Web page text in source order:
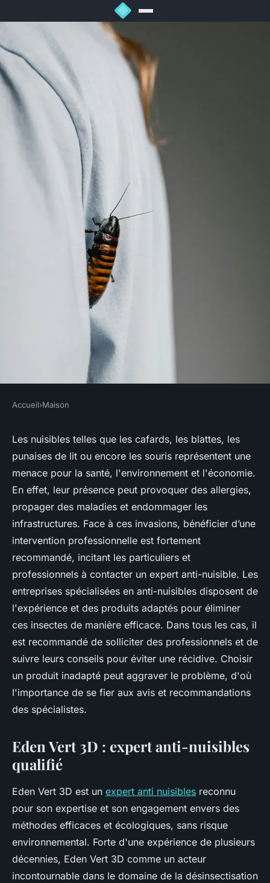
Expert anti-nuisibles : profitez
de l'expertise d'Eden Vert 3D
Guillaume •26 mars 2025 •5 min de lecture
Accueil›Maison
Les nuisibles telles que les cafards, les blattes, les
punaises de lit ou encore les souris représentent une
menace pour la santé, l'environnement et l'économie.
En effet, leur présence peut provoquer des allergies,
propager des maladies et endommager les
infrastructures. Face à ces invasions, bénéficier d’une
intervention professionnelle est fortement
recommandé, incitant les particuliers et
professionnels à contacter un expert anti-nuisible. Les
entreprises spécialisées en anti-nuisibles disposent de
l'expérience et des produits adaptés pour éliminer
ces insectes de manière efficace. Dans tous les cas, il
est recommandé de solliciter des professionnels et de
suivre leurs conseils pour éviter une récidive. Choisir
un produit inadapté peut aggraver le problème, d'où
l'importance de se fier aux avis et recommandations
des spécialistes.
Eden Vert 3D : expert anti-nuisibles
qualifié
Eden Vert 3D est un expert anti nuisibles reconnu
pour son expertise et son engagement envers des
méthodes efficaces et écologiques, sans risque
environnemental. Forte d'une expérience de plusieurs
décennies, Eden Vert 3D comme un acteur
incontournable dans le domaine de la désinsectisation